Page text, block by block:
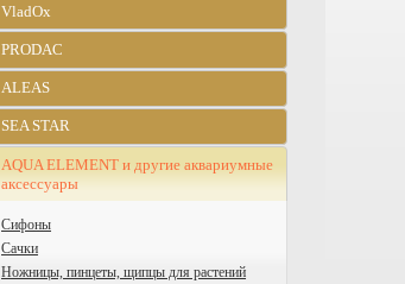
VladOx
PRODAC
ALEAS
SEA STAR
AQUA ELEMENT и другие аквариумные
аксессуары
Сифоны
Сачки
Ножницы, пинцеты, щипцы для растений